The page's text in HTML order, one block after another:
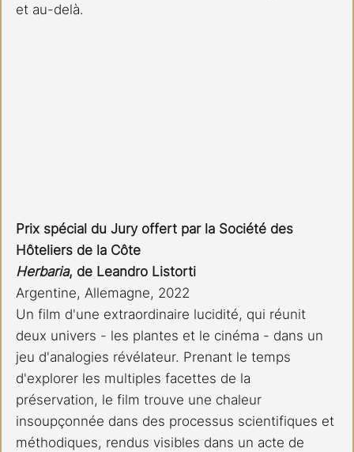
et au-delà.
Prix spécial du Jury offert par la Société des
Hôteliers de la Côte
Herbaria, de Leandro Listorti
Argentine, Allemagne, 2022
Un film d'une extraordinaire lucidité, qui réunit
deux univers - les plantes et le cinéma - dans un
jeu d'analogies révélateur. Prenant le temps
d'explorer les multiples facettes de la
préservation, le film trouve une chaleur
insoupçonnée dans des processus scientifiques et
méthodiques, rendus visibles dans un acte de